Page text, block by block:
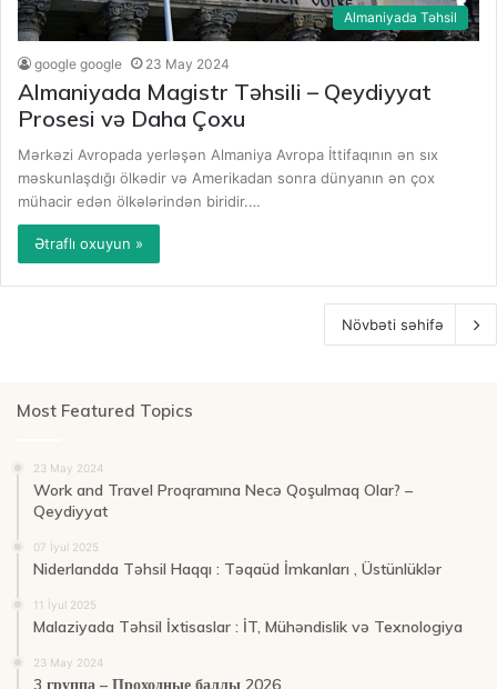
Almaniyada Təhsil
google google 23 May 2024
Almaniyada Magistr Təhsili – Qeydiyyat
Prosesi və Daha Çoxu
Mərkəzi Avropada yerləşən Almaniya Avropa İttifaqının ən sıx
məskunlaşdığı ölkədir və Amerikadan sonra dünyanın ən çox
mühacir edən ölkələrindən biridir.…
Ətraflı oxuyun »
Növbəti səhifə
Most Featured Topics
23 May 2024
Work and Travel Proqramına Necə Qoşulmaq Olar? –
Qeydiyyat
07 İyul 2025
Niderlandda Təhsil Haqqı : Təqaüd İmkanları , Üstünlüklər
11 İyul 2025
Malaziyada Təhsil İxtisaslar : İT, Mühəndislik və Texnologiya
23 May 2024
3 группа – Проходные баллы 2026